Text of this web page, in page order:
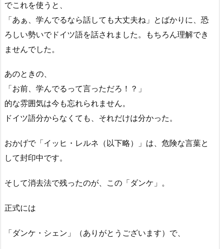
でこれを使うと、
「あぁ、学んでるなら話しても大丈夫ね」とばかりに、恐
ろしい勢いでドイツ語を話されました。もちろん理解でき
ませんでした。
あのときの、
「お前、学んでるって言っただろ！？」
的な雰囲気は今も忘れられません。
ドイツ語分からなくても、それだけは分かった。
おかげで「イッヒ・レルネ（以下略）」は、危険な言葉と
して封印中です。
そして消去法で残ったのが、この「ダンケ」。
正式には
「ダンケ・シェン」（ありがとうございます）で、